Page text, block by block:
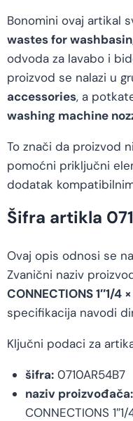
Bonomini ovaj artikal
wastes for
odvoda za lavabo i
proizvod se nalazi u
accessories, a
washing machine
To znači da proizvod
pomoćni priključni
dodatak
Šifra artikla
Ovaj opis odnosi se
Zvanični naziv
CONNECTIONS 1″1/4
specifikacija navodi
Ključni podaci za
šifra:0710AR54B7
naziv proizvođača:
CONNECTIONS